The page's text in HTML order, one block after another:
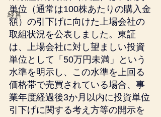
経営
単位（通常は100株あたりの購入金
額）の引下げに向けた上場会社の
取組状況を公表しました。東証
は、上場会社に対し望ましい投資
単位として「50万円未満」という
水準を明示し、この水準を上回る
価格帯で売買されている場合、事
業年度経過後3か月以内に投資単位
引下げに関する考え方等の開示を